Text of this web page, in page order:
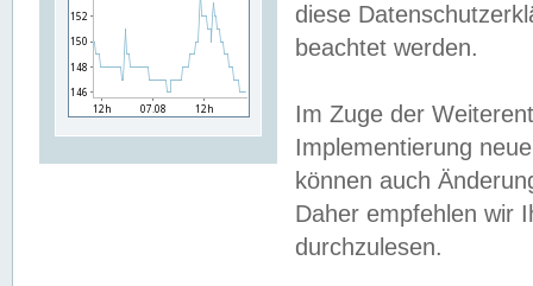
diese
beachtet werden.
Im Zuge der
Implementierung
können auch
Daher empfehlen wir
durchzulesen.